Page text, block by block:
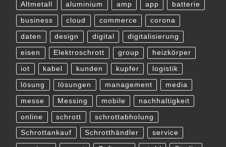
Altmetall aluminium amp app batterie
business cloud commerce corona
daten design digital digitalisierung
eisen Elektroschrott group heizkörper
iot kabel kunden kupfer logistik
lösung lösungen management media
messe Messing mobile nachhaltigkeit
online schrott schrottabholung
Schrottankauf Schrotthändler service